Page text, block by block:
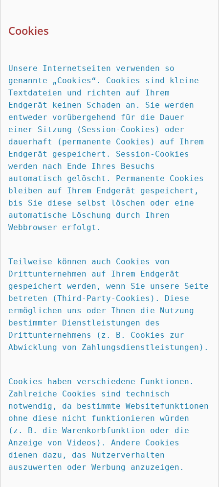
Cookies
Unsere Internetseiten verwenden so
genannte „Cookies“. Cookies sind kleine
Textdateien und richten auf Ihrem
Endgerät keinen Schaden an. Sie werden
entweder vorübergehend für die Dauer
einer Sitzung (Session-Cookies) oder
dauerhaft (permanente Cookies) auf Ihrem
Endgerät gespeichert. Session-Cookies
werden nach Ende Ihres Besuchs
automatisch gelöscht. Permanente Cookies
bleiben auf Ihrem Endgerät gespeichert,
bis Sie diese selbst löschen oder eine
automatische Löschung durch Ihren
Webbrowser erfolgt.
Teilweise können auch Cookies von
Drittunternehmen auf Ihrem Endgerät
gespeichert werden, wenn Sie unsere Seite
betreten (Third-Party-Cookies). Diese
ermöglichen uns oder Ihnen die Nutzung
bestimmter Dienstleistungen des
Drittunternehmens (z. B. Cookies zur
Abwicklung von Zahlungsdienstleistungen).
Cookies haben verschiedene Funktionen.
Zahlreiche Cookies sind technisch
notwendig, da bestimmte Websitefunktionen
ohne diese nicht funktionieren würden
(z. B. die Warenkorbfunktion oder die
Anzeige von Videos). Andere Cookies
dienen dazu, das Nutzerverhalten
auszuwerten oder Werbung anzuzeigen.